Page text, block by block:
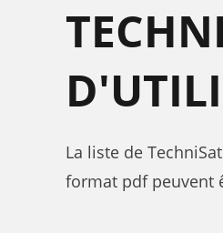
La liste de
format pdf peuvent